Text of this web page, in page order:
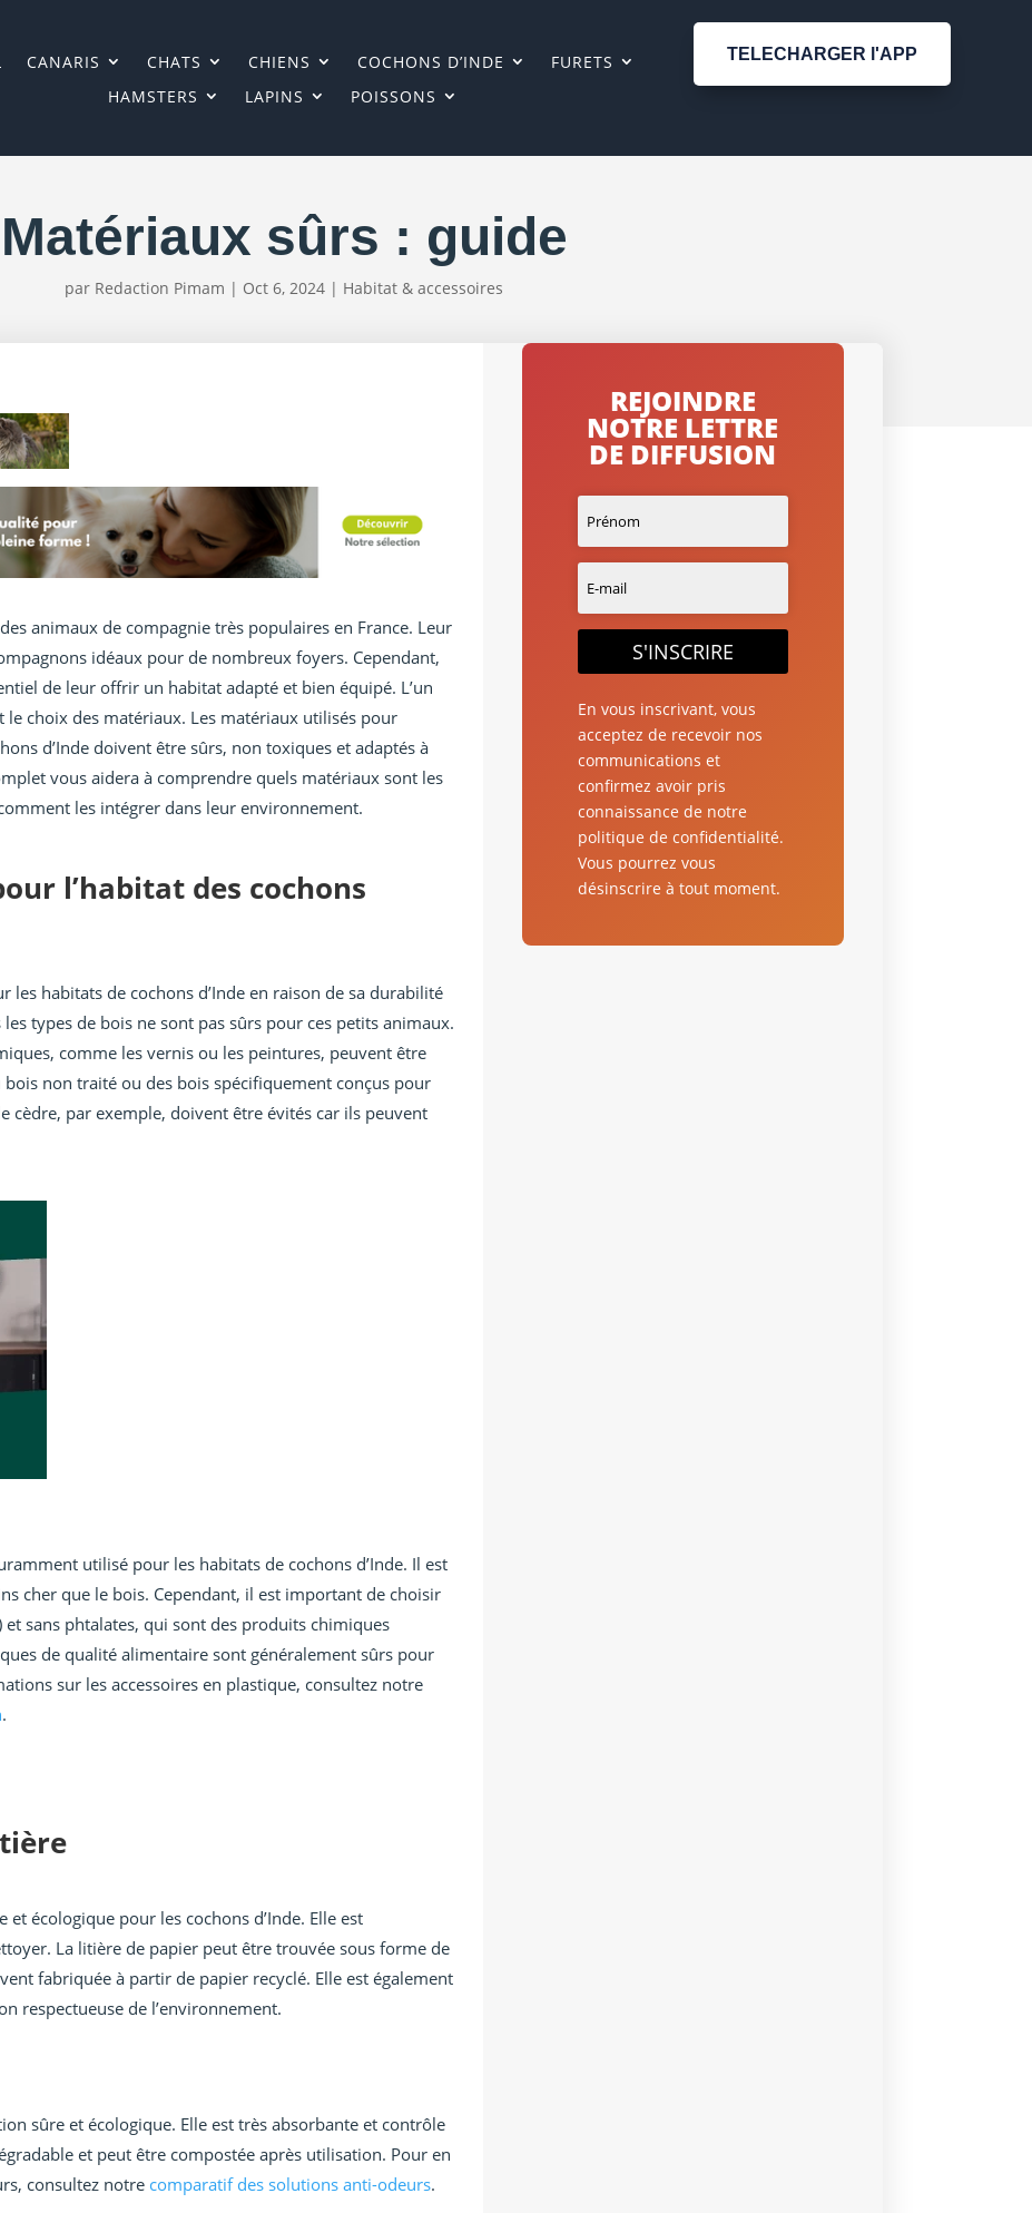
CANARIS CHATS CHIENS COCHONS D’INDE
FURETS
HAMSTERS
LAPINS POISSONS
TELECHARGER l'APP
Matériaux sûrs : guide
par Redaction Pimam | Oct 6, 2024 | Habitat & accessoires
animaux de compagnie très populaires en France. Leur
idéaux pour de nombreux foyers. Cependant,
de leur offrir un habitat adapté et bien équipé. L’un
le choix des matériaux. Les matériaux utilisés pour
d’Inde doivent être sûrs, non toxiques et adaptés à
vous aidera à comprendre quels matériaux sont les
les intégrer dans leur environnement.
l’habitat des cochons
les habitats de cochons d’Inde en raison de sa durabilité
types de bois ne sont pas sûrs pour ces petits animaux.
comme les vernis ou les peintures, peuvent être
non traité ou des bois spécifiquement conçus pour
cèdre, par exemple, doivent être évités car ils peuvent
utilisé pour les habitats de cochons d’Inde. Il est
cher que le bois. Cependant, il est important de choisir
et sans phtalates, qui sont des produits chimiques
de qualité alimentaire sont généralement sûrs pour
sur les accessoires en plastique, consultez notre
.
écologique pour les cochons d’Inde. Elle est
La litière de papier peut être trouvée sous forme de
fabriquée à partir de papier recyclé. Elle est également
respectueuse de l’environnement.
sûre et écologique. Elle est très absorbante et contrôle
et peut être compostée après utilisation. Pour en
consultez notre comparatif des solutions anti-odeurs.
REJOINDRE
NOTRE LETTRE
DE DIFFUSION
S'INSCRIRE
En vous inscrivant, vous
acceptez de recevoir nos
communications et
confirmez avoir pris
connaissance de notre
politique de confidentialité.
Vous pourrez vous
désinscrire à tout moment.